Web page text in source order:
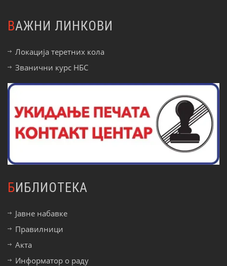
ВАЖНИ ЛИНКОВИ
Локација теретних кола
Званични курс НБС
БИБЛИОТЕКА
Јавне набавке
Правилници
Акта
Информатор о раду